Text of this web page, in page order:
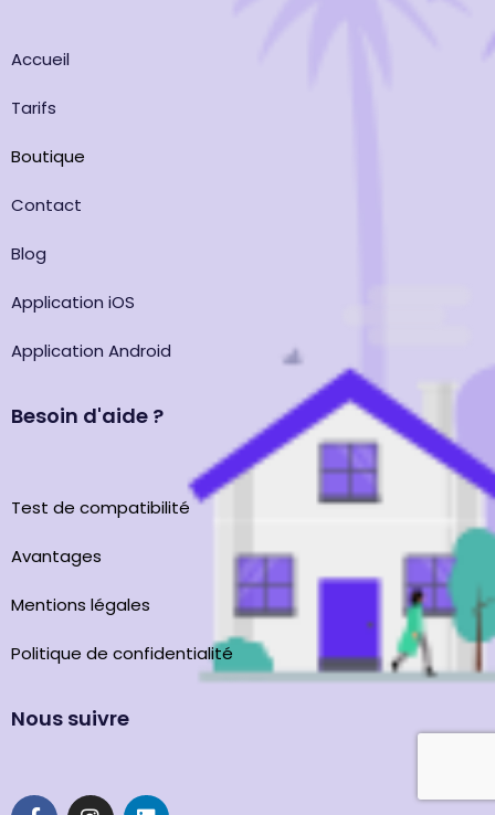
Accueil
Tarifs
Boutique
Contact
Blog
Application iOS
Application Android
Besoin d'aide ?
Test de compatibilité
Avantages
Mentions légales
Politique de confidentialité
Nous suivre